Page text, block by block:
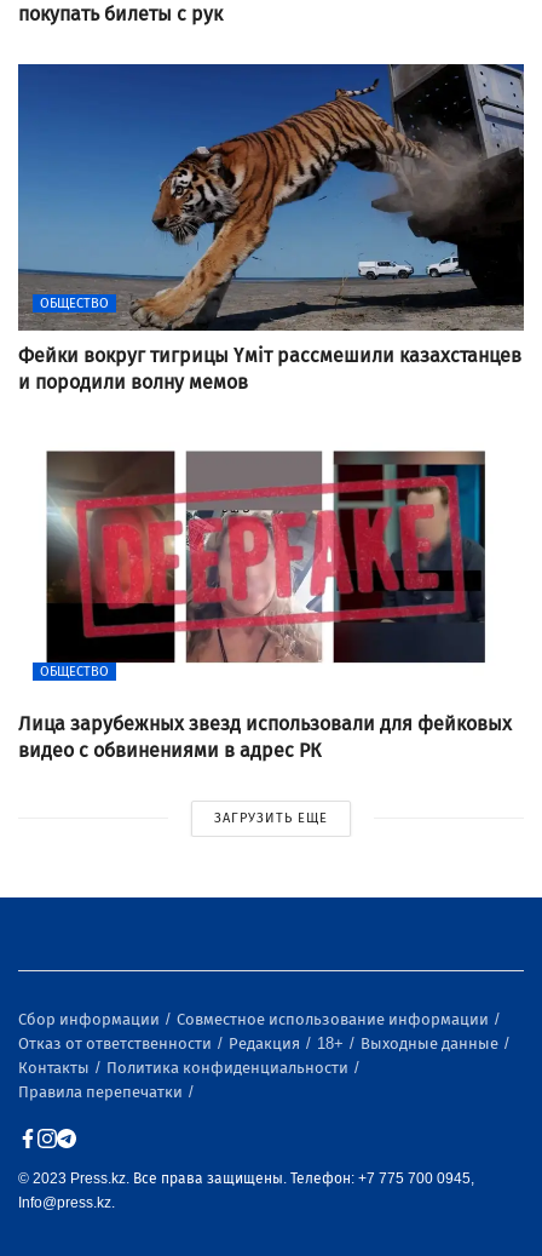
покупать билеты с рук
ОБЩЕСТВО
Фейки вокруг тигрицы Үміт рассмешили казахстанцев
и породили волну мемов
ОБЩЕСТВО
Лица зарубежных звезд использовали для фейковых
видео с обвинениями в адрес РК
ЗАГРУЗИТЬ ЕЩЕ
Сбор информации
Совместное использование информации
Отказ от ответственности
Редакция 18+
Выходные данные
Контакты
Политика конфиденциальности
Правила перепечатки
© 2023 Press.kz. Все права защищены. Телефон: +7 775 700 0945,
Info@press.kz.